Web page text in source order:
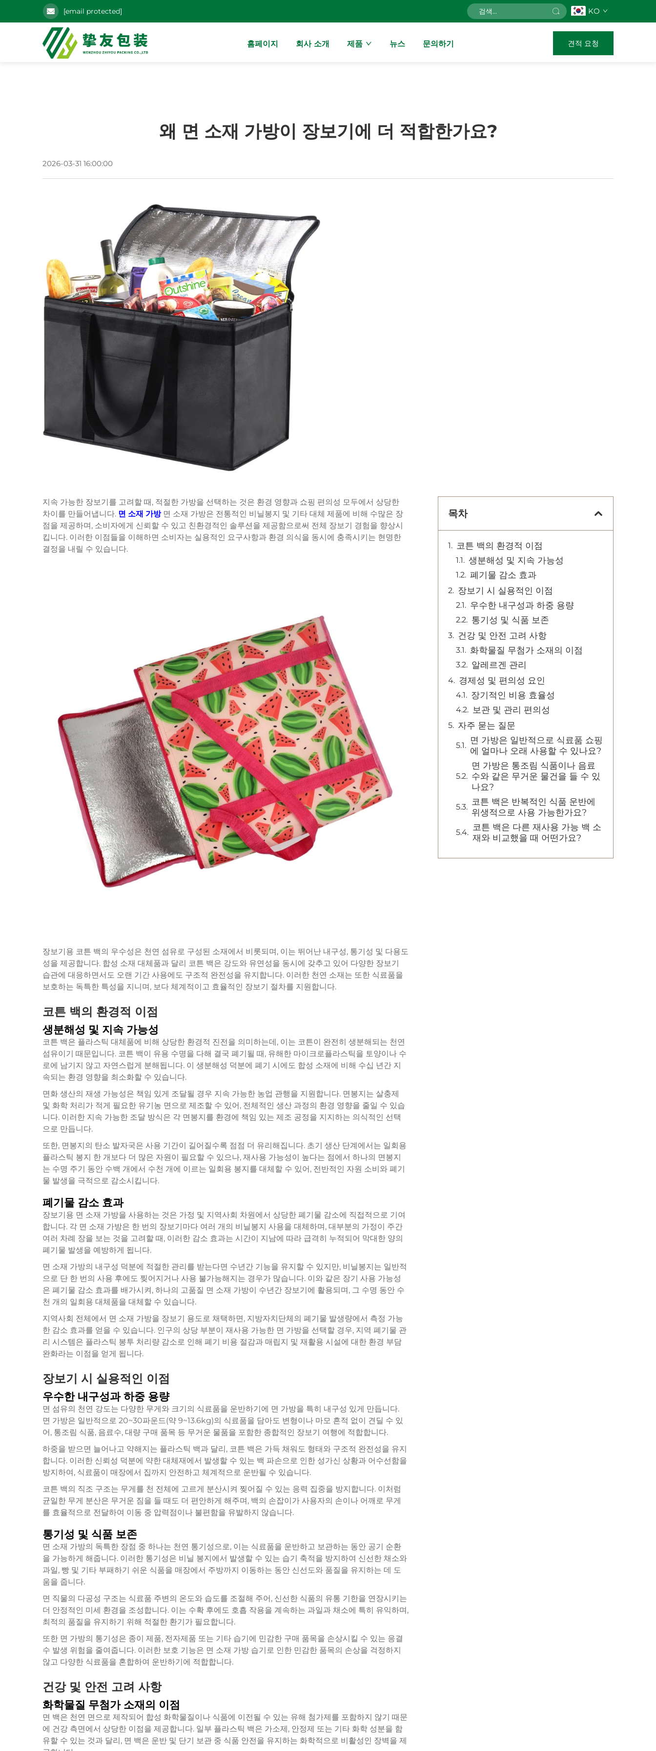
[email protected] KO
홈페이지 회사 소개 제품 뉴스 문의하기 견적 요청
왜 면 소재 가방이 장보기에 더 적합한가요?
2026-03-31 16:00:00
지속 가능한 장보기를 고려할 때, 적절한 가방을 선택하는 것은 환경 영향과 쇼핑 편의성 모두에서 상당한
차이를 만들어냅니다. 면 소재 가방 면 소재 가방은 전통적인 비닐봉지 및 기타 대체 제품에 비해 수많은 장
점을 제공하며, 소비자에게 신뢰할 수 있고 친환경적인 솔루션을 제공함으로써 전체 장보기 경험을 향상시
킵니다. 이러한 이점들을 이해하면 소비자는 실용적인 요구사항과 환경 의식을 동시에 충족시키는 현명한
결정을 내릴 수 있습니다.
장보기용 코튼 백의 우수성은 천연 섬유로 구성된 소재에서 비롯되며, 이는 뛰어난 내구성, 통기성 및 다용도
성을 제공합니다. 합성 소재 대체품과 달리 코튼 백은 강도와 유연성을 동시에 갖추고 있어 다양한 장보기
습관에 대응하면서도 오랜 기간 사용에도 구조적 완전성을 유지합니다. 이러한 천연 소재는 또한 식료품을
보호하는 독특한 특성을 지니며, 보다 체계적이고 효율적인 장보기 절차를 지원합니다.
코튼 백의 환경적 이점
생분해성 및 지속 가능성
코튼 백은 플라스틱 대체품에 비해 상당한 환경적 진전을 의미하는데, 이는 코튼이 완전히 생분해되는 천연
섬유이기 때문입니다. 코튼 백이 유용 수명을 다해 결국 폐기될 때, 유해한 마이크로플라스틱을 토양이나 수
로에 남기지 않고 자연스럽게 분해됩니다. 이 생분해성 덕분에 폐기 시에도 합성 소재에 비해 수십 년간 지
속되는 환경 영향을 최소화할 수 있습니다.
면화 생산의 재생 가능성은 책임 있게 조달될 경우 지속 가능한 농업 관행을 지원합니다. 면봉지는 살충제
및 화학 처리가 적게 필요한 유기농 면으로 제조할 수 있어, 전체적인 생산 과정의 환경 영향을 줄일 수 있습
니다. 이러한 지속 가능한 조달 방식은 각 면봉지를 환경에 책임 있는 제조 공정을 지지하는 의식적인 선택
으로 만듭니다.
또한, 면봉지의 탄소 발자국은 사용 기간이 길어질수록 점점 더 유리해집니다. 초기 생산 단계에서는 일회용
플라스틱 봉지 한 개보다 더 많은 자원이 필요할 수 있으나, 재사용 가능성이 높다는 점에서 하나의 면봉지
는 수명 주기 동안 수백 개에서 수천 개에 이르는 일회용 봉지를 대체할 수 있어, 전반적인 자원 소비와 폐기
물 발생을 극적으로 감소시킵니다.
폐기물 감소 효과
장보기용 면 소재 가방을 사용하는 것은 가정 및 지역사회 차원에서 상당한 폐기물 감소에 직접적으로 기여
합니다. 각 면 소재 가방은 한 번의 장보기마다 여러 개의 비닐봉지 사용을 대체하며, 대부분의 가정이 주간
여러 차례 장을 보는 것을 고려할 때, 이러한 감소 효과는 시간이 지남에 따라 급격히 누적되어 막대한 양의
폐기물 발생을 예방하게 됩니다.
면 소재 가방의 내구성 덕분에 적절한 관리를 받는다면 수년간 기능을 유지할 수 있지만, 비닐봉지는 일반적
으로 단 한 번의 사용 후에도 찢어지거나 사용 불가능해지는 경우가 많습니다. 이와 같은 장기 사용 가능성
은 폐기물 감소 효과를 배가시켜, 하나의 고품질 면 소재 가방이 수년간 장보기에 활용되며, 그 수명 동안 수
천 개의 일회용 대체품을 대체할 수 있습니다.
지역사회 전체에서 면 소재 가방을 장보기 용도로 채택하면, 지방자치단체의 폐기물 발생량에서 측정 가능
한 감소 효과를 얻을 수 있습니다. 인구의 상당 부분이 재사용 가능한 면 가방을 선택할 경우, 지역 폐기물 관
리 시스템은 플라스틱 봉투 처리량 감소로 인해 폐기 비용 절감과 매립지 및 재활용 시설에 대한 환경 부담
완화라는 이점을 얻게 됩니다.
장보기 시 실용적인 이점
우수한 내구성과 하중 용량
면 섬유의 천연 강도는 다양한 무게와 크기의 식료품을 운반하기에 면 가방을 특히 내구성 있게 만듭니다.
면 가방은 일반적으로 20~30파운드(약 9~13.6kg)의 식료품을 담아도 변형이나 마모 흔적 없이 견딜 수 있
어, 통조림 식품, 음료수, 대량 구매 품목 등 무거운 물품을 포함한 종합적인 장보기 여행에 적합합니다.
하중을 받으면 늘어나고 약해지는 플라스틱 백과 달리, 코튼 백은 가득 채워도 형태와 구조적 완전성을 유지
합니다. 이러한 신뢰성 덕분에 약한 대체재에서 발생할 수 있는 백 파손으로 인한 성가신 상황과 어수선함을
방지하여, 식료품이 매장에서 집까지 안전하고 체계적으로 운반될 수 있습니다.
코튼 백의 직조 구조는 무게를 천 전체에 고르게 분산시켜 찢어질 수 있는 응력 집중을 방지합니다. 이처럼
균일한 무게 분산은 무거운 짐을 들 때도 더 편안하게 해주며, 백의 손잡이가 사용자의 손이나 어깨로 무게
를 효율적으로 전달하여 이동 중 압력점이나 불편함을 유발하지 않습니다.
통기성 및 식품 보존
면 소재 가방의 독특한 장점 중 하나는 천연 통기성으로, 이는 식료품을 운반하고 보관하는 동안 공기 순환
을 가능하게 해줍니다. 이러한 통기성은 비닐 봉지에서 발생할 수 있는 습기 축적을 방지하여 신선한 채소와
과일, 빵 및 기타 부패하기 쉬운 식품을 매장에서 주방까지 이동하는 동안 신선도와 품질을 유지하는 데 도
움을 줍니다.
면 직물의 다공성 구조는 식료품 주변의 온도와 습도를 조절해 주어, 신선한 식품의 유통 기한을 연장시키는
더 안정적인 미세 환경을 조성합니다. 이는 수확 후에도 호흡 작용을 계속하는 과일과 채소에 특히 유익하며,
최적의 품질을 유지하기 위해 적절한 환기가 필요합니다.
또한 면 가방의 통기성은 종이 제품, 전자제품 또는 기타 습기에 민감한 구매 품목을 손상시킬 수 있는 응결
수 발생 위험을 줄여줍니다. 이러한 보호 기능은 면 소재 가방 습기로 인한 민감한 품목의 손상을 걱정하지
않고 다양한 식료품을 혼합하여 운반하기에 적합합니다.
건강 및 안전 고려 사항
화학물질 무첨가 소재의 이점
면 백은 천연 면으로 제작되어 합성 화학물질이나 식품에 이전될 수 있는 유해 첨가제를 포함하지 않기 때문
에 건강 측면에서 상당한 이점을 제공합니다. 일부 플라스틱 백은 가소제, 안정제 또는 기타 화학 성분을 함
유할 수 있는 것과 달리, 면 백은 운반 및 단기 보관 중 식품 안전을 유지하는 화학적으로 비활성인 장벽을 제
목차
코튼 백의 환경적 이점
생분해성 및 지속 가능성
폐기물 감소 효과
장보기 시 실용적인 이점
우수한 내구성과 하중 용량
통기성 및 식품 보존
건강 및 안전 고려 사항
화학물질 무첨가 소재의 이점
알레르겐 관리
경제성 및 편의성 요인
장기적인 비용 효율성
보관 및 관리 편의성
자주 묻는 질문
면 가방은 일반적으로 식료품 쇼핑
에 얼마나 오래 사용할 수 있나요?
면 가방은 통조림 식품이나 음료
수와 같은 무거운 물건을 들 수 있
나요?
코튼 백은 반복적인 식품 운반에
위생적으로 사용 가능한가요?
코튼 백은 다른 재사용 가능 백 소
재와 비교했을 때 어떤가요?